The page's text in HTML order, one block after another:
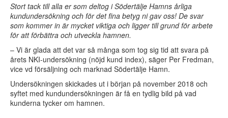
Stort tack till alla er som deltog i Södertälje Hamns årliga
kundundersökning och för det fina betyg ni gav oss! De svar
som kommer in är mycket viktiga och ligger till grund för arbete
för att förbättra och utveckla hamnen.
– Vi är glada att det var så många som tog sig tid att svara på
årets NKI-undersökning (nöjd kund index), säger Per Fredman,
vice vd försäljning och marknad Södertälje Hamn.
Undersökningen skickades ut i början på november 2018 och
syftet med kundundersökningen är få en tydlig bild på vad
kunderna tycker om hamnen.